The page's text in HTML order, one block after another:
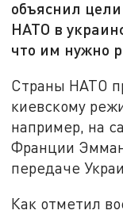
объяснил
НАТО в
что им нужно
Страны НАТО
киевскому
например, на
Франции
передаче
Как отметил